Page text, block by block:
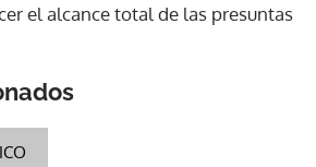
el alcance total de las presuntas